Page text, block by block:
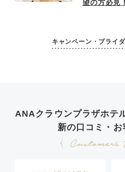
望の方必見
キャンペーン・ブライ
ANAクラウンプラザホテ
新の口コミ・お